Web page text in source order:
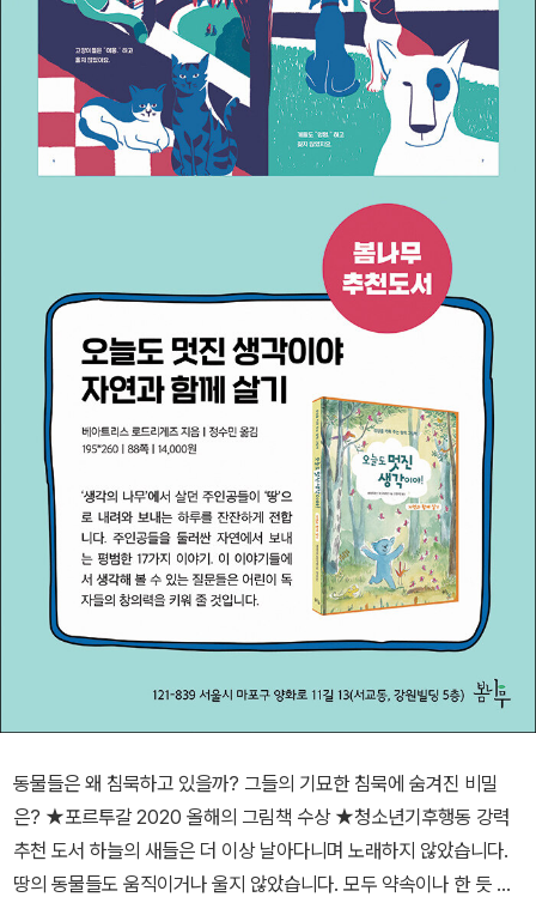
동물들은 왜 침묵하고 있을까? 그들의 기묘한 침묵에 숨겨진 비밀
은? ★포르투갈 2020 올해의 그림책 수상 ★청소년기후행동 강력
추천 도서 하늘의 새들은 더 이상 날아다니며 노래하지 않았습니다.
땅의 동물들도 움직이거나 울지 않았습니다. 모두 약속이나 한 듯 고